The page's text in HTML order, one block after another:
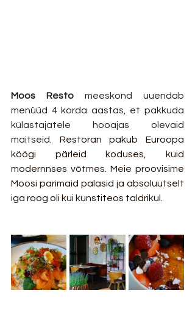
Moos Resto meeskond uuendab
menüüd 4 korda aastas, et pakkuda
külastajatele hooajas olevaid
maitseid. Restoran pakub Euroopa
köögi pärleid koduses, kuid
modernnses võtmes. Meie proovisime
Moosi parimaid palasid ja absoluutselt
iga roog oli kui kunstiteos taldrikul.